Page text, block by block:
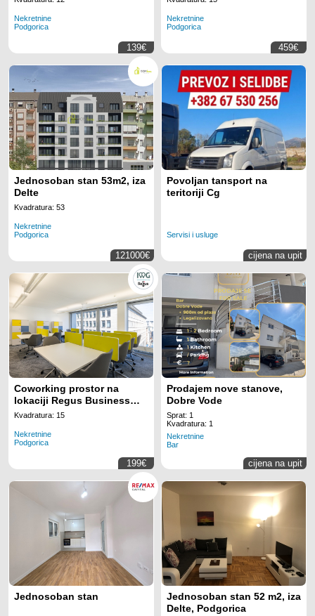
Nekretnine
Podgorica
139€
lokaciji Regus Business
Tower Montenegro
Nekretnine
Podgorica
459€
Jednosoban stan 53m2, iza
Delte
Kvadratura: 53
Nekretnine
Podgorica
121000€
Povoljan tansport na
teritoriji Cg
Servisi i usluge
cijena na upit
Coworking prostor na
lokaciji Regus Business
Tower Montenegro
Kvadratura: 15
Nekretnine
Podgorica
199€
Prodajem nove stanove,
Dobre Vode
Sprat: 1
Kvadratura: 1
Nekretnine
Bar
cijena na upit
Jednosoban stan
Jednosoban stan 52 m2, iza
Delte, Podgorica